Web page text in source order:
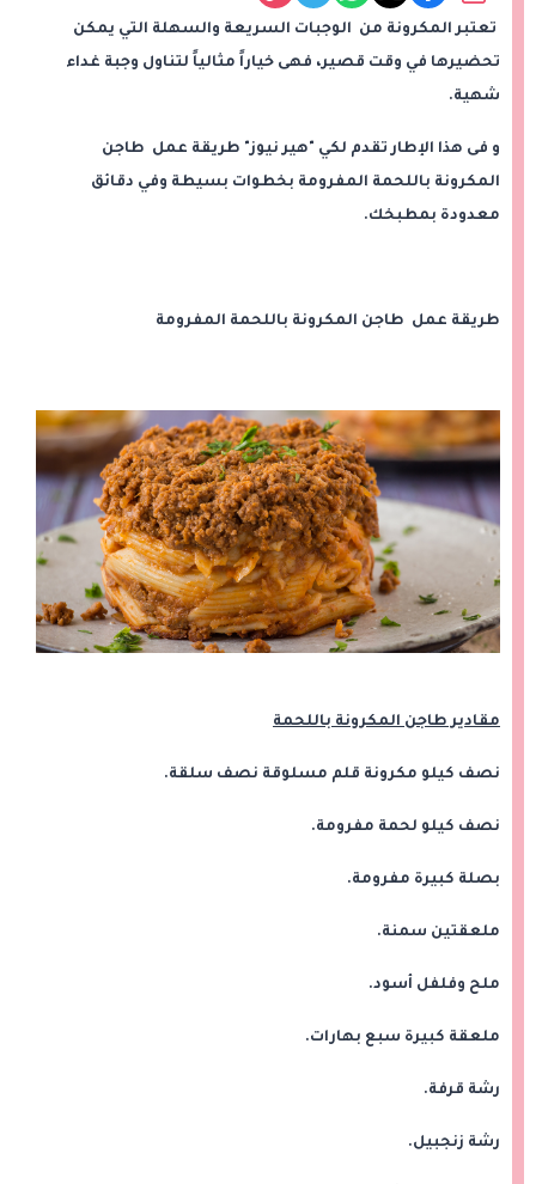
تعتبر المكرونة من الوجبات السريعة والسهلة التي يمكن
تحضيرها في وقت قصير، فهى خياراً مثالياً لتناول وجبة غداء
شهية.
و فى هذا الإطار تقدم لكي "هير نيوز" طريقة عمل طاجن
المكرونة باللحمة المفرومة بخطوات بسيطة وفي دقائق
معدودة بمطبخك.
طريقة عمل طاجن المكرونة باللحمة المفرومة
مقادير طاجن المكرونة باللحمة
نصف كيلو مكرونة قلم مسلوقة نصف سلقة.
نصف كيلو لحمة مفرومة.
بصلة كبيرة مفرومة.
ملعقتين سمنة.
ملح وفلفل أسود.
ملعقة كبيرة سبع بهارات.
رشة قرفة.
رشة زنجبيل.